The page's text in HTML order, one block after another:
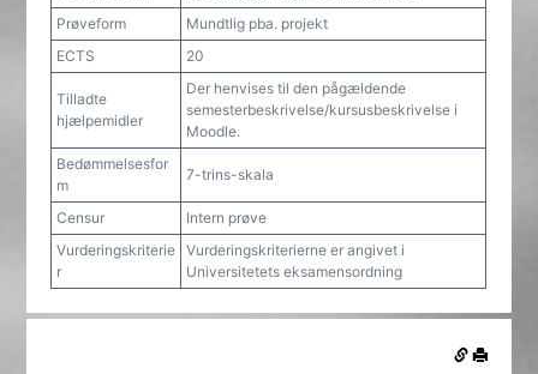
Prøveform
Mundtlig pba. projekt
ECTS
20
Tilladte
hjælpemidler
Der henvises til den pågældende
semesterbeskrivelse/kursusbeskrivelse i
Moodle.
Bedømmelsesfor
m
7-trins-skala
Censur
Intern prøve
Vurderingskriterie
r
Vurderingskriterierne er angivet i
Universitetets eksamensordning